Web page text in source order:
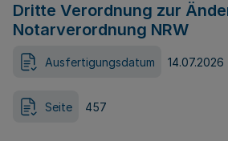
Dritte Verordnung zur
Notarverordnung NRW
Ausfertigungsdatum 14.07.2026
Seite 457